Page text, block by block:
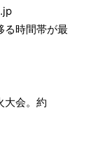
る時間帯が最
大会。約